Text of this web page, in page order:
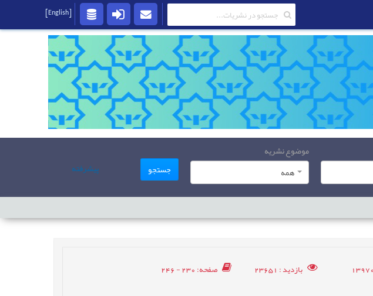
موضوع نشریه
همه
جستجو پیشرفته
بازدید: 23651 صفحه: 230 - 246
[English]